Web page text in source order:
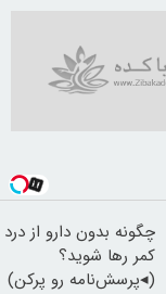
چگونه بدون دارو از درد
کمر رها شوید؟
(◂پرسش‌نامه رو پرکن)